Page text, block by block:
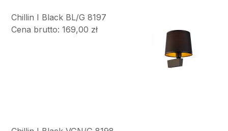
Chillin I Black BL/G 8197
Cena brutto: 169,00 zł